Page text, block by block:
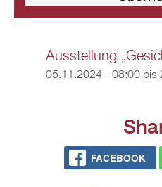
Ausstellung
05.11.2024 - 08:00bis
FACEBOOK